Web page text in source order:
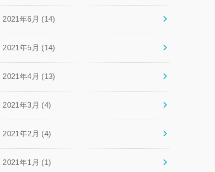
2021年6月 (14)
2021年5月 (14)
2021年4月 (13)
2021年3月 (4)
2021年2月 (4)
2021年1月 (1)